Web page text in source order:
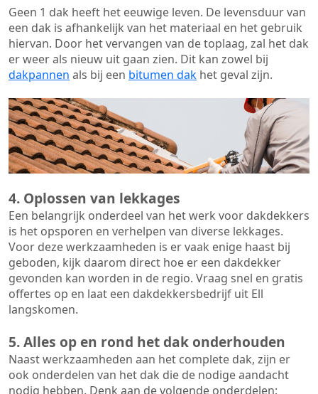
Geen 1 dak heeft het eeuwige leven. De levensduur van
een dak is afhankelijk van het materiaal en het gebruik
hiervan. Door het vervangen van de toplaag, zal het dak
er weer als nieuw uit gaan zien. Dit kan zowel bij
dakpannen als bij een bitumen dak het geval zijn.
4. Oplossen van lekkages
Een belangrijk onderdeel van het werk voor dakdekkers
is het opsporen en verhelpen van diverse lekkages.
Voor deze werkzaamheden is er vaak enige haast bij
geboden, kijk daarom direct hoe er een dakdekker
gevonden kan worden in de regio. Vraag snel en gratis
offertes op en laat een dakdekkersbedrijf uit Ell
langskomen.
5. Alles op en rond het dak onderhouden
Naast werkzaamheden aan het complete dak, zijn er
ook onderdelen van het dak die de nodige aandacht
nodig hebben. Denk aan de volgende onderdelen: